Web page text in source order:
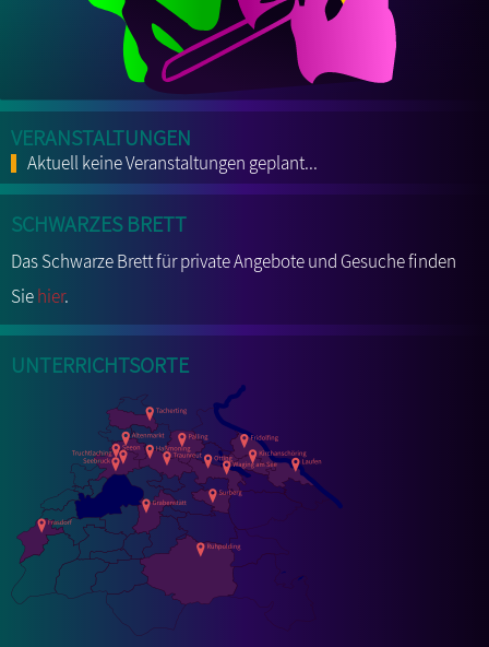
Veranstaltungen
Aktuell keine Veranstaltungen geplant...
Schwarzes Brett
Das Schwarze Brett für private Angebote und Gesuche finden
Siehier.
Unterrichtsorte